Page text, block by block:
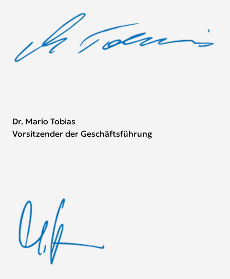
Dr. Mario Tobias
Vorsitzender der Geschäftsführung